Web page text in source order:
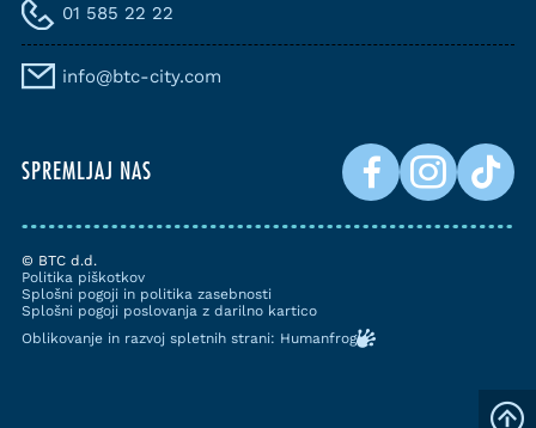
01 585 22 22
info@btc-city.com
SPREMLJAJ NAS
© BTC d.d.
Politika piškotkov
Splošni pogoji in politika zasebnosti
Splošni pogoji poslovanja z darilno kartico
Oblikovanje in razvoj spletnih strani: Humanfrog